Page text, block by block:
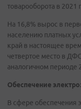
товарооборота в 2021
На 16,8% вырос в
населению платных
край в настоящее
четвертое место в
аналогичном периоде
Обеспечение
В сфере обеспечения